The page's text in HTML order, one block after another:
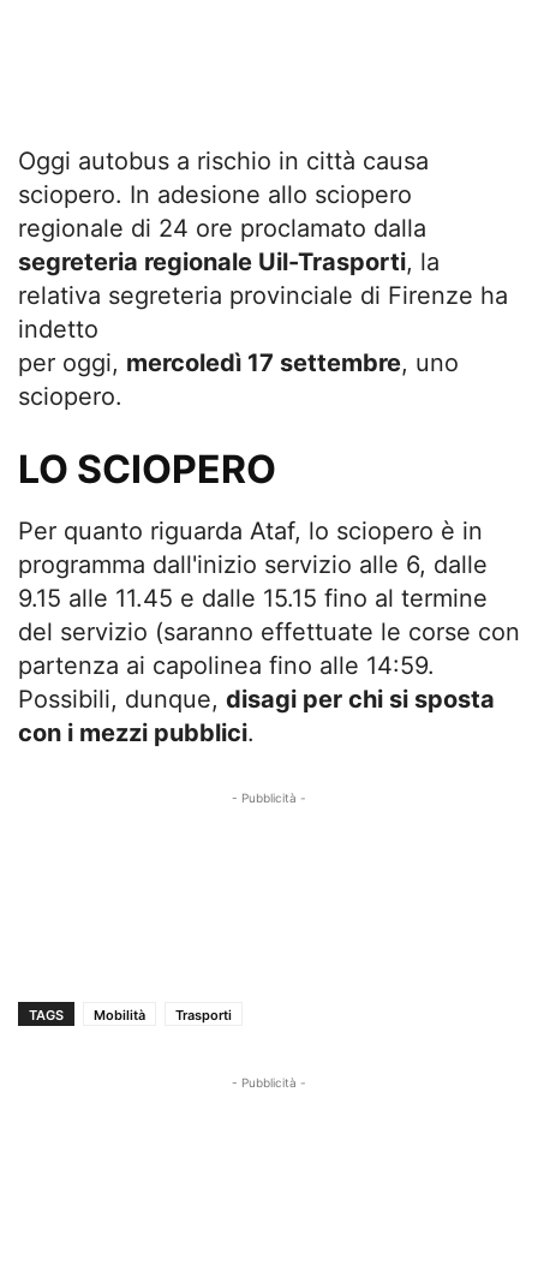
Oggi autobus a rischio in città causa
sciopero. In adesione allo sciopero
regionale di 24 ore proclamato dalla
segreteria regionale Uil-Trasporti, la
relativa segreteria provinciale di Firenze ha
indetto
per oggi, mercoledì 17 settembre, uno
sciopero.
LO SCIOPERO
Per quanto riguarda Ataf, lo sciopero è in
programma dall'inizio servizio alle 6, dalle
9.15 alle 11.45 e dalle 15.15 fino al termine
del servizio (saranno effettuate le corse con
partenza ai capolinea fino alle 14:59.
Possibili, dunque, disagi per chi si sposta
con i mezzi pubblici.
- Pubblicità -
TAGS Mobilità Trasporti
- Pubblicità -